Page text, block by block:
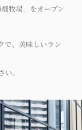
牧場」をオープン
で、美味しいラン
。